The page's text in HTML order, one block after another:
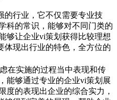
的行业，它不仅需要专业技
科的常识，能够对不同门类的
够让企业vi策划获得比较理想
体现出行业的特色，全方位的
在实施的过程当中表现和传
能够通过专业的企业vi策划展
度的表现出企业的综合实力，